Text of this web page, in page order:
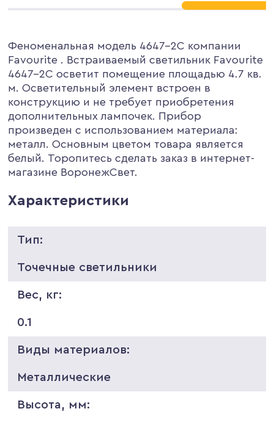
Феноменальная модель 4647-2C компании
Favourite . Встраиваемый светильник Favourite
4647-2C осветит помещение площадью 4.7 кв.
м. Осветительный элемент встроен в
конструкцию и не требует приобретения
дополнительных лампочек. Прибор
произведен с использованием материала:
металл. Основным цветом товара является
белый. Торопитесь сделать заказ в интернет-
магазине ВоронежСвет.
Характеристики
Тип:
Точечные светильники
Вес, кг:
0.1
Виды материалов:
Металлические
Высота, мм: